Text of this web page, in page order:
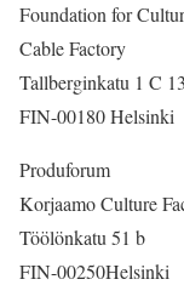
Foundation for
Cable Factory
Tallberginkatu 1 C
FIN-00180 Helsinki
Produforum
Korjaamo Culture
Töölönkatu 51 b
FIN-00250Helsinki